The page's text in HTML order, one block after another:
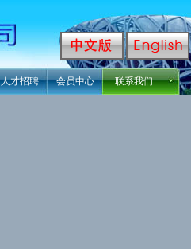
人才招聘 会员中心 联系我们